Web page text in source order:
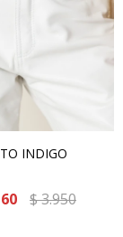
INDIGO
$3.950